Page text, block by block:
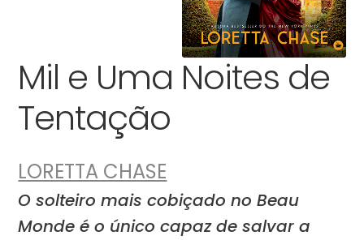
Mil e Uma Noites de
Tentação
LORETTA CHASE
O solteiro mais cobiçado no Beau
Monde é o único capaz de salvar a